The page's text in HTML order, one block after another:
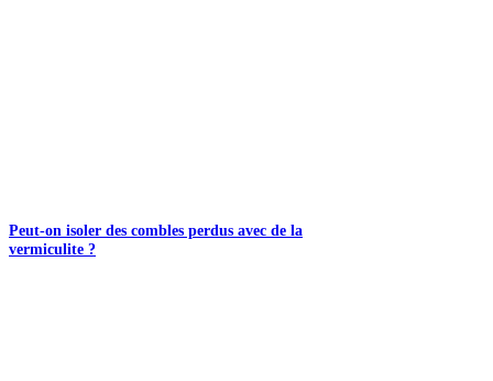
Peut-on isoler des combles perdus avec de la
vermiculite ?